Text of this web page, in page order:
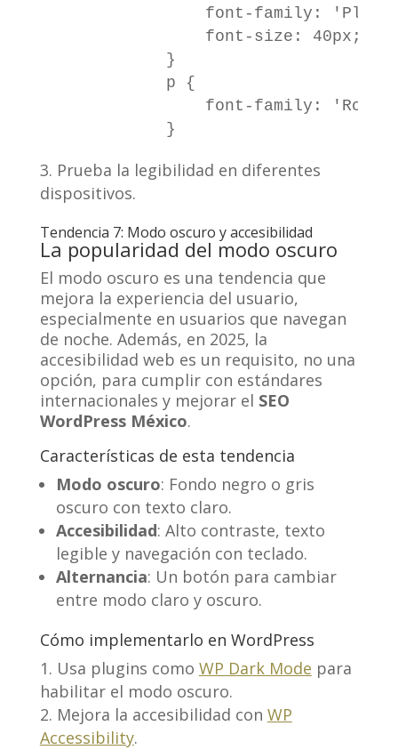
font-family:
                font-size: 40px;
            }
            p {
font-family:
Prueba la legibilidad en diferentes
dispositivos.
Tendencia 7: Modo oscuro y accesibilidad
La popularidad del modo oscuro
El modo oscuro es una tendencia que
mejora la experiencia del usuario,
especialmente en usuarios que navegan
de noche. Además, en 2025, la
accesibilidad web es un requisito, no una
opción, para cumplir con estándares
internacionales y mejorar el SEO
WordPress México.
Características de esta tendencia
Modo oscuro: Fondo negro o gris
oscuro con texto claro.
Accesibilidad: Alto contraste, texto
legible y navegación con teclado.
Alternancia: Un botón para cambiar
entre modo claro y oscuro.
Cómo implementarlo en WordPress
Usa plugins como WP Dark Mode para
habilitar el modo oscuro.
Mejora la accesibilidad con WP
Accessibility.